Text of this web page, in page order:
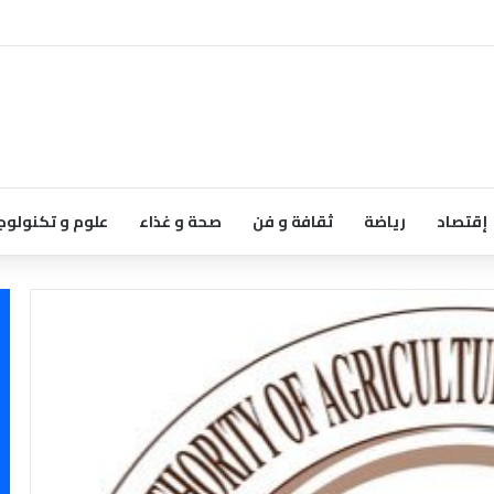
إقتصاد رياضة ثقافة و فن صحة و غذاء علوم و